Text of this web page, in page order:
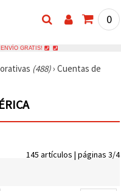
0
GRATIS!
(488)› Cuentas de
145 artículos | páginas 3/4